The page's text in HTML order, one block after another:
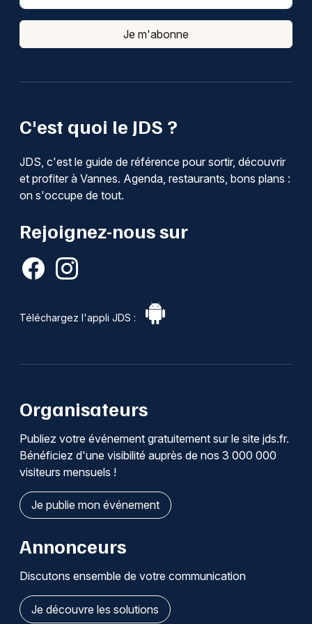
C'est quoi le JDS ?
JDS, c'est le guide de référence pour sortir, découvrir
et profiter à Vannes. Agenda, restaurants, bons plans :
on s'occupe de tout.
Rejoignez-nous sur
Téléchargez l'appli JDS :
Je m'abonne
Organisateurs
Publiez votre événement gratuitement sur le site jds.fr.
Bénéficiez d'une visibilité auprès de nos 3 000 000
visiteurs mensuels !
Je publie mon événement
Annonceurs
Discutons ensemble de votre communication
Je découvre les solutions